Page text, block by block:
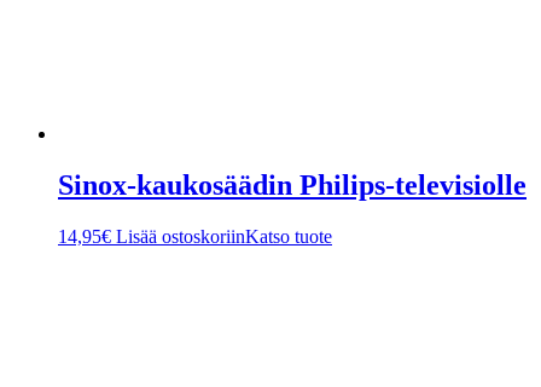
Sinox-kaukosäädin Philips-televisiolle
14,95€ Lisää ostoskoriinKatso tuote